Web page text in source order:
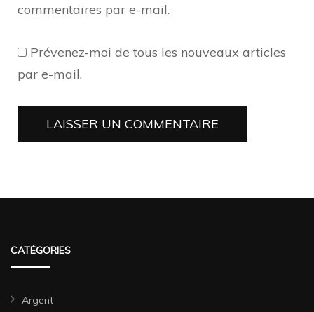
commentaires par e-mail.
Prévenez-moi de tous les nouveaux articles
par e-mail.
CATÉGORIES
Argent